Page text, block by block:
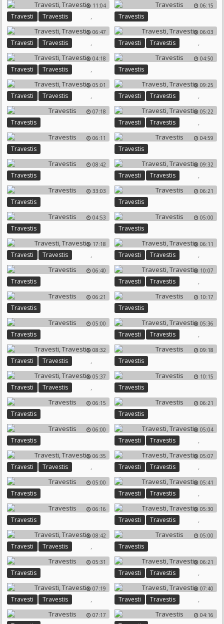
11:04
Travesti ,
Travestis
06:15
Travestis
06:47
Travesti ,
Travestis
06:03
Travesti ,
Travestis
04:18
Travesti ,
Travestis
04:50
Travestis
05:01
Travesti ,
Travestis
09:25
Travesti ,
Travestis
07:18
Travestis
05:22
Travesti ,
Travestis
06:11
Travestis
04:59
Travestis
08:42
Travestis
09:32
Travesti ,
Travestis
33:03
Travestis
06:21
Travestis
04:53
Travestis
05:00
Travestis
17:18
Travesti ,
Travestis
06:11
Travesti ,
Travestis
06:40
Travestis
10:07
Travesti ,
Travestis
06:21
Travestis
10:17
Travestis
05:00
Travestis
05:36
Travesti ,
Travestis
08:32
Travesti ,
Travestis
09:18
Travestis
05:37
Travesti ,
Travestis
10:15
Travestis
06:15
Travestis
06:21
Travestis
06:00
Travestis
05:04
Travesti ,
Travestis
06:35
Travesti ,
Travestis
05:07
Travesti ,
Travestis
05:00
Travestis
05:41
Travesti ,
Travestis
06:16
Travestis
05:30
Travesti ,
Travestis
08:42
Travesti ,
Travestis
05:00
Travestis
05:31
Travestis
06:21
Travesti ,
Travestis
07:19
Travesti ,
Travestis
07:40
Travesti ,
Travestis
07:17 04:16